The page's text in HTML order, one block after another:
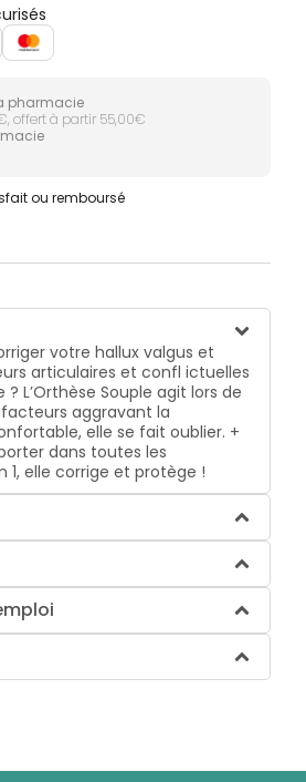
pharmacie
offert à partir 55,00€
ou remboursé
votre hallux valgus et
articulaires et confl ictuelles
L’Orthèse Souple agit lors de
aggravant la
elle se fait oublier. +
dans toutes les
1, elle corrige et protège !